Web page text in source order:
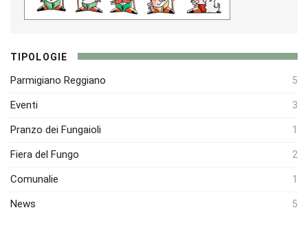
TIPOLOGIE
Parmigiano Reggiano 5
Eventi 3
Pranzo dei Fungaioli 1
Fiera del Fungo 2
Comunalie 1
News 5